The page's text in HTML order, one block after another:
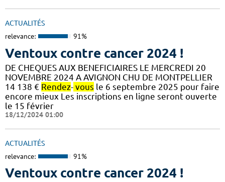
ACTUALITÉS
relevance: 91%
Ventoux contre cancer 2024 !
DE CHEQUES AUX BENEFICIAIRES LE MERCREDI 20
NOVEMBRE 2024 A AVIGNON CHU DE MONTPELLIER
14 138 € Rendez- vous le 6 septembre 2025 pour faire
encore mieux Les inscriptions en ligne seront ouverte
le 15 février
18/12/2024 01:00
ACTUALITÉS
relevance: 91%
Ventoux contre cancer 2024 !